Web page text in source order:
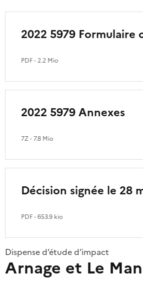
2022 5979 Formulaire
PDF- 2.2 Mio
2022 5979 Annexes
7Z- 7.8 Mio
Décision signée le 28
PDF- 653.9 kio
Dispense d’étude d’impact
Arnage et Le